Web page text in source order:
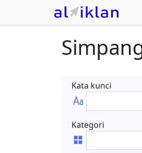
Kata kunci
Kategori